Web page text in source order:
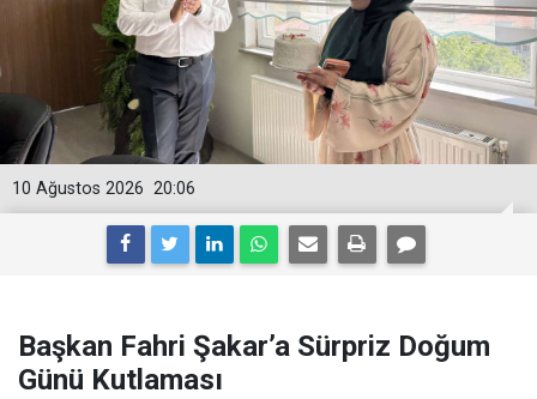
20:06
10 Ağustos 2026
Başkan Fahri Şakar’a Sürpriz Doğum
Günü Kutlaması